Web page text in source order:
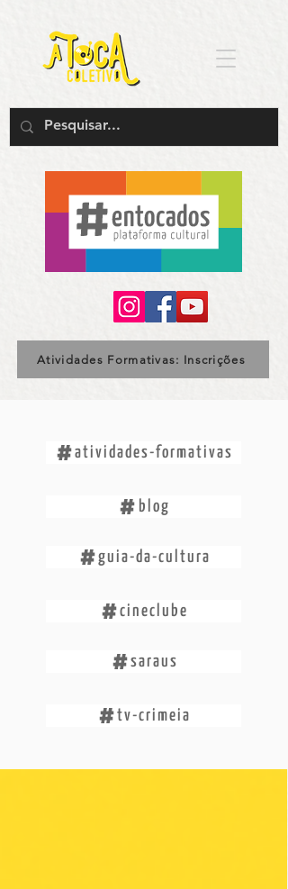
Atividades Formativas: Inscrições
atividades-formativas
blog
guia-da-cultura
cineclube
saraus
tv-crimeia